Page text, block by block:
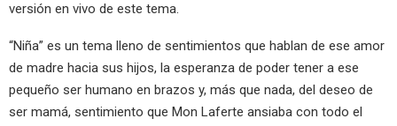
versión en vivo de este tema.
“Niña” es un tema lleno de sentimientos que hablan de ese amor
de madre hacia sus hijos, la esperanza de poder tener a ese
pequeño ser humano en brazos y, más que nada, del deseo de
ser mamá, sentimiento que Mon Laferte ansiaba con todo el